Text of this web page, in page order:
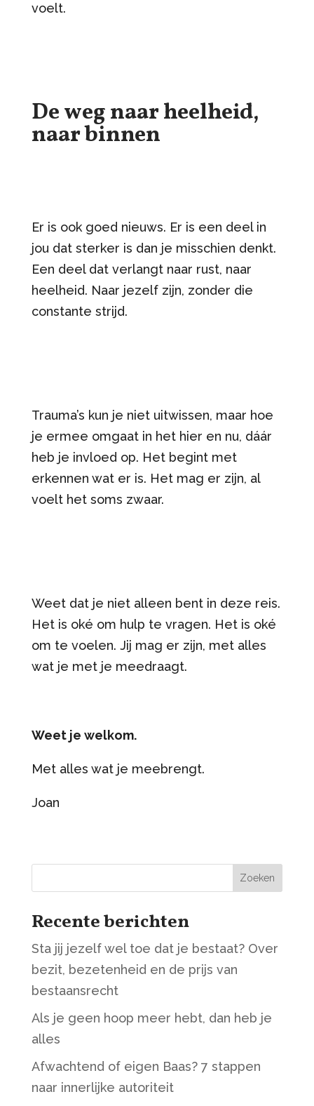
voelt.
De weg naar heelheid,
naar binnen
Er is ook goed nieuws. Er is een deel in
jou dat sterker is dan je misschien denkt.
Een deel dat verlangt naar rust, naar
heelheid. Naar jezelf zijn, zonder die
constante strijd.
Trauma’s kun je niet uitwissen, maar hoe
je ermee omgaat in het hier en nu, dáár
heb je invloed op. Het begint met
erkennen wat er is. Het mag er zijn, al
voelt het soms zwaar.
Weet dat je niet alleen bent in deze reis.
Het is oké om hulp te vragen. Het is oké
om te voelen. Jij mag er zijn, met alles
wat je met je meedraagt.
Weet je welkom.
Met alles wat je meebrengt.
Joan
Zoeken
Recente berichten
Sta jij jezelf wel toe dat je bestaat? Over
bezit, bezetenheid en de prijs van
bestaansrecht
Als je geen hoop meer hebt, dan heb je
alles
Afwachtend of eigen Baas? 7 stappen
naar innerlijke autoriteit